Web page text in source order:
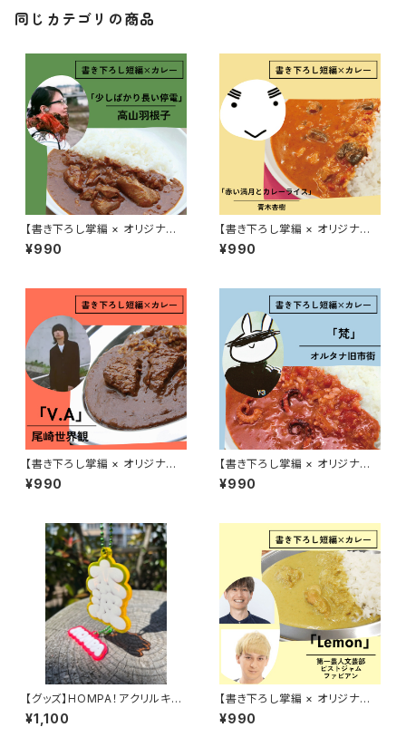
同じカテゴリの商品
【書き下ろし掌編 × オリジナル
レトルトカレー】高山羽根子『華
麗に文学をすくう？「少しばかり
¥990
【書き下ろし掌編 × オリジナル
レトルトカレー】青木杏樹『華麗
に文学をすくう？「赤い満月とカ
¥990
【書き下ろし掌編 × オリジナル
レトルトカレー】尾崎世界観『華
麗に文学をすくう？「V.A」』
¥990
【書き下ろし掌編 × オリジナル
レトルトカレー】オルタナ旧市街
『華麗に文学をすくう？「梵」』
¥990
【グッズ】HOMPA！アクリルキー
ホルダー
¥1,100
【書き下ろし掌編 × オリジナル
レトルトカレー】第一芸人文芸
部・ピストジャム＆ファビアン『華
¥990